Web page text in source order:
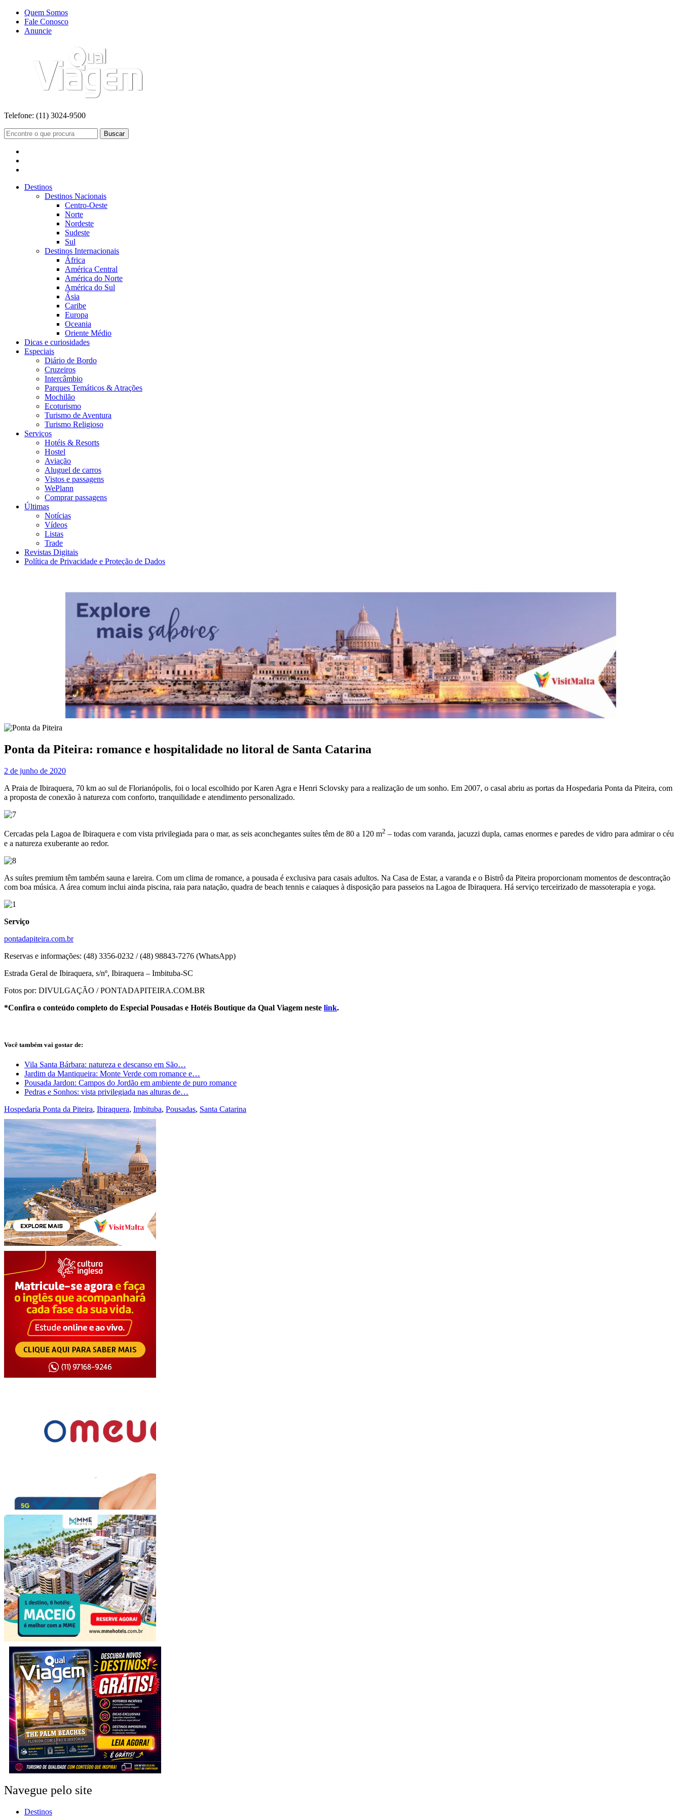
Quem Somos
Fale Conosco
Anuncie
Telefone: (11) 3024-9500
Buscar
Destinos
Destinos Nacionais
Centro-Oeste
Norte
Nordeste
Sudeste
Sul
Destinos Internacionais
África
América Central
América do Norte
América do Sul
Ásia
Caribe
Europa
Oceania
Oriente Médio
Dicas e curiosidades
Especiais
Diário de Bordo
Cruzeiros
Intercâmbio
Parques Temáticos & Atrações
Mochilão
Ecoturismo
Turismo de Aventura
Turismo Religioso
Serviços
Hotéis & Resorts
Hostel
Aviação
Aluguel de carros
Vistos e passagens
WePlann
Comprar passagens
Últimas
Notícias
Vídeos
Listas
Trade
Revistas Digitais
Política de Privacidade e Proteção de Dados
Ponta da Piteira: romance e hospitalidade no litoral de Santa Catarina
2 de junho de 2020
A Praia de Ibiraquera, 70 km ao sul de Florianópolis, foi o local escolhido por Karen Agra e Henri Sclovsky para a realização de um sonho. Em 2007, o casal abriu as portas da Hospedaria Ponta da Piteira, com
a proposta de conexão à natureza com conforto, tranquilidade e atendimento personalizado.
Cercadas pela Lagoa de Ibiraquera e com vista privilegiada para o mar, as seis aconchegantes suítes têm de 80 a 120 m2 – todas com varanda, jacuzzi dupla, camas enormes e paredes de vidro para admirar o céu
e a natureza exuberante ao redor.
As suítes premium têm também sauna e lareira. Com um clima de romance, a pousada é exclusiva para casais adultos. Na Casa de Estar, a varanda e o Bistrô da Piteira proporcionam momentos de descontração
com boa música. A área comum inclui ainda piscina, raia para natação, quadra de beach tennis e caiaques à disposição para passeios na Lagoa de Ibiraquera. Há serviço terceirizado de massoterapia e yoga.
Serviço
pontadapiteira.com.br
Reservas e informações: (48) 3356-0232 / (48) 98843-7276 (WhatsApp)
Estrada Geral de Ibiraquera, s/nº, Ibiraquera – Imbituba-SC
Fotos por: DIVULGAÇÃO / PONTADAPITEIRA.COM.BR
*Confira o conteúdo completo do Especial Pousadas e Hotéis Boutique da Qual Viagem neste link.
Você também vai gostar de:
Vila Santa Bárbara: natureza e descanso em São…
Jardim da Mantiqueira: Monte Verde com romance e…
Pousada Jardon: Campos do Jordão em ambiente de puro romance
Pedras e Sonhos: vista privilegiada nas alturas de…
Hospedaria Ponta da Piteira, Ibiraquera, Imbituba, Pousadas, Santa Catarina
Navegue pelo site
Destinos